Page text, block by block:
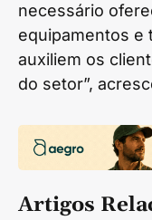
necessário
equipamentos e
auxiliem os
do setor”,
Artigos